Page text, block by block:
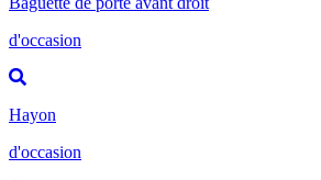
d'occasion
Hayon
d'occasion